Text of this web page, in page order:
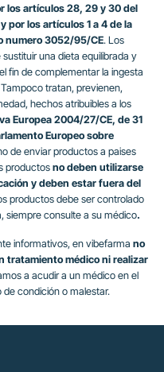
los artículos 28, 29 y 30 del
por los artículos 1 a 4 de la
numero 3052/95/CE. Los
una dieta equilibrada y
fin de complementar la ingesta
tratan, previenen,
hechos atribuibles a los
Europea 2004/27/CE, de 31
Europeo sobre
de enviar productos a paises
productos no deben utilizarse
y deben estar fuera del
productos debe ser controlado
siempre consulte a su médico.
informativos, en vibefarma no
tratamiento médico ni realizar
a acudir a un médico en el
condición o malestar.